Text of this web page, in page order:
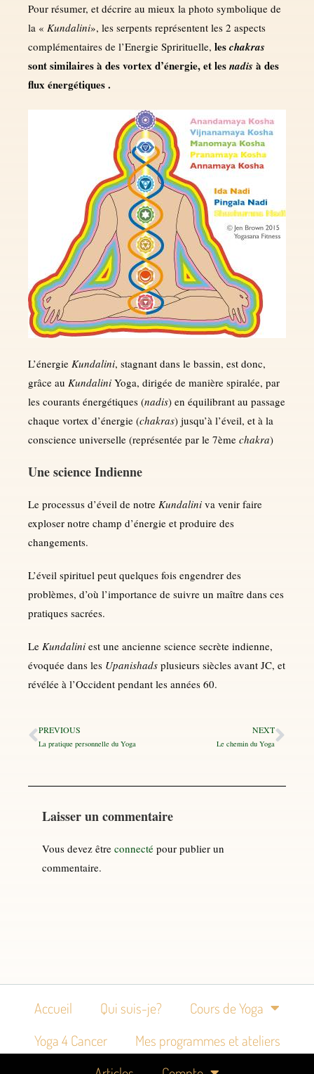
Pour résumer, et décrire au mieux la photo symbolique de
la « Kundalini», les serpents représentent les 2 aspects
complémentaires de l’Energie Sprirituelle, leschakras
sont similaires à des vortex d’énergie, et lesnadis à des
flux énergétiques .
L’énergie Kundalini, stagnant dans le bassin, est donc,
grâce au Kundalini Yoga, dirigée de manière spiralée, par
les courants énergétiques (nadis) en équilibrant au passage
chaque vortex d’énergie (chakras) jusqu’à l’éveil, et à la
conscience universelle (représentée par le 7ème chakra)
Une science Indienne
Le processus d’éveil de notre Kundalini va venir faire
exploser notre champ d’énergie et produire des
changements.
L’éveil spirituel peut quelques fois engendrer des
problèmes, d’où l’importance de suivre un maître dans ces
pratiques sacrées.
Le Kundalini est une ancienne science secrète indienne,
évoquée dans les Upanishads plusieurs siècles avant JC, et
révélée à l’Occident pendant les années 60.
PREVIOUS
La pratique personnelle du Yoga
NEXT
Le chemin du Yoga
Laisser un commentaire
Vous devez être connecté pour publier un
commentaire.
Accueil Qui suis-je?
Cours de Yoga
Yoga 4 Cancer
Mes programmes et ateliers